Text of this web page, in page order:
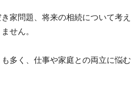
家問題、将来の相続について考え
せん。
多く、仕事や家庭との両立に悩む